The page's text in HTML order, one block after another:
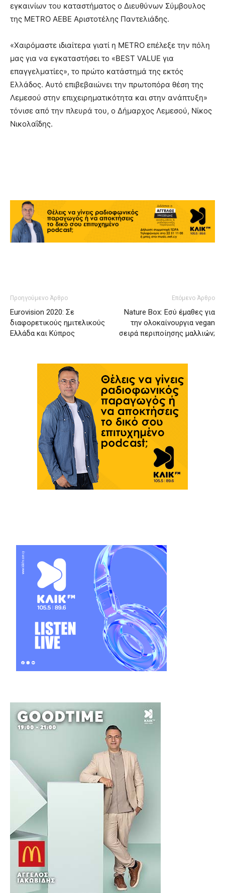
εγκαινίων του καταστήματος ο Διευθύνων Σύμβουλος
της METRO AEBE Αριστοτέλης Παντελιάδης.
«Χαιρόμαστε ιδιαίτερα γιατί η METRO επέλεξε την πόλη
μας για να εγκαταστήσει το «BEST VALUE για
επαγγελματίες», το πρώτο κατάστημά της εκτός
Ελλάδος. Αυτό επιβεβαιώνει την πρωτοπόρα θέση της
Λεμεσού στην επιχειρηματικότητα και στην ανάπτυξη»
τόνισε από την πλευρά του, ο Δήμαρχος Λεμεσού, Νίκος
Νικολαΐδης.
Προηγούμενο Άρθρο
Eurovision 2020: Σε
διαφορετικούς ημιτελικούς
Ελλάδα και Κύπρος
Επόμενο Άρθρο
Nature Box: Εσύ έμαθες για
την ολοκαίνουργια vegan
σειρά περιποίησης μαλλιών;